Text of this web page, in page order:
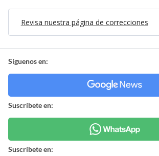
Revisa nuestra página de correcciones
Síguenos en:
Suscríbete en:
Suscríbete en: